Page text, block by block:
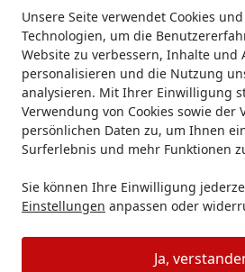
Unsere Seite verwendet Cookies
Technologien, um die
Website zu verbessern, Inhalte und
personalisieren und die Nutzung
analysieren. Mit Ihrer Einwilligung
Verwendung von Cookies sowie
persönlichen Daten zu, um Ihnen
Surferlebnis und mehr Funktionen
Sie können Ihre Einwilligung
Einstellungen anpassen oder
Ja,
Startseite
Messer Kochmesser
DICK Kochmesser